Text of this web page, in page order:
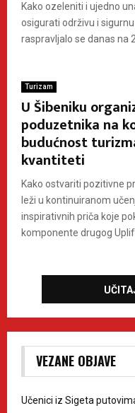
Kako ozeleniti i ujedno
osigurati održivu i
raspravljalo se danas na
Turizam
U Šibeniku
poduzetnika na
budućnost
kvantiteti
Kako ostvariti pozitivne
leži u kontinuiranom
inspirativnih priča koje
komponente drugog
VEZANE OBJAVE
Učenici iz Sigeta